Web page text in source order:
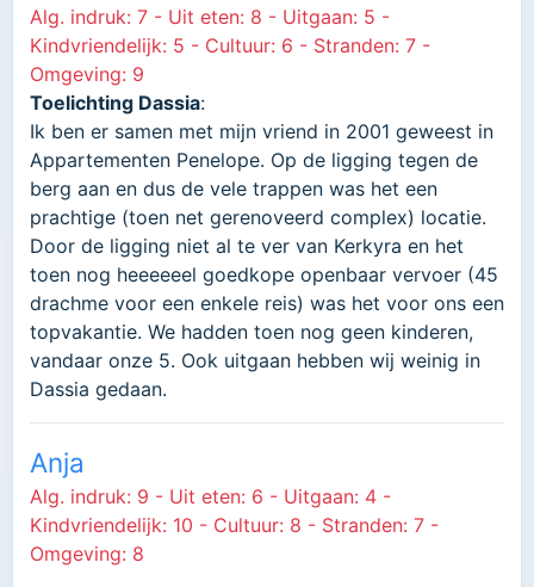
Alg. indruk: 7 - Uit eten: 8 - Uitgaan: 5 -
Kindvriendelijk: 5 - Cultuur: 6 - Stranden: 7 -
Omgeving: 9
Toelichting Dassia:
Ik ben er samen met mijn vriend in 2001 geweest in
Appartementen Penelope. Op de ligging tegen de
berg aan en dus de vele trappen was het een
prachtige (toen net gerenoveerd complex) locatie.
Door de ligging niet al te ver van Kerkyra en het
toen nog heeeeeel goedkope openbaar vervoer (45
drachme voor een enkele reis) was het voor ons een
topvakantie. We hadden toen nog geen kinderen,
vandaar onze 5. Ook uitgaan hebben wij weinig in
Dassia gedaan.
Anja
Alg. indruk: 9 - Uit eten: 6 - Uitgaan: 4 -
Kindvriendelijk: 10 - Cultuur: 8 - Stranden: 7 -
Omgeving: 8